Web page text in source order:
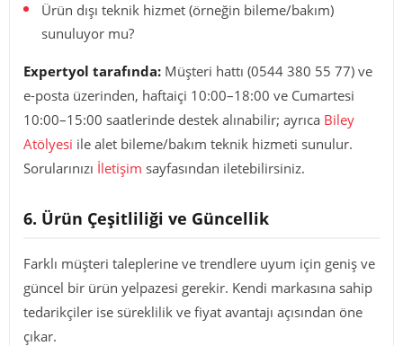
Ürün dışı teknik hizmet (örneğin bileme/bakım)
sunuluyor mu?
Expertyol tarafında: Müşteri hattı (0544 380 55 77) ve
e-posta üzerinden, haftaiçi 10:00–18:00 ve Cumartesi
10:00–15:00 saatlerinde destek alınabilir; ayrıca Biley
Atölyesi ile alet bileme/bakım teknik hizmeti sunulur.
Sorularınızı İletişim sayfasından iletebilirsiniz.
6. Ürün Çeşitliliği ve Güncellik
Farklı müşteri taleplerine ve trendlere uyum için geniş ve
güncel bir ürün yelpazesi gerekir. Kendi markasına sahip
tedarikçiler ise süreklilik ve fiyat avantajı açısından öne
çıkar.